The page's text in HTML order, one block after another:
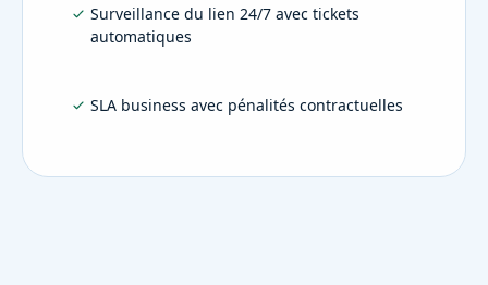
Surveillance du lien 24/7 avec tickets
automatiques
SLA business avec pénalités contractuelles